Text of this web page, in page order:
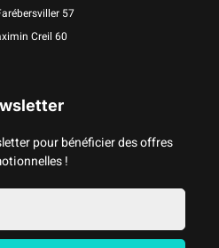
57
Creil 60
pour bénéficier des offres
!